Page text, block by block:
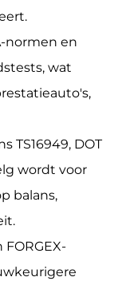
normen en
wat
TS16949, DOT
wordt voor
balans,